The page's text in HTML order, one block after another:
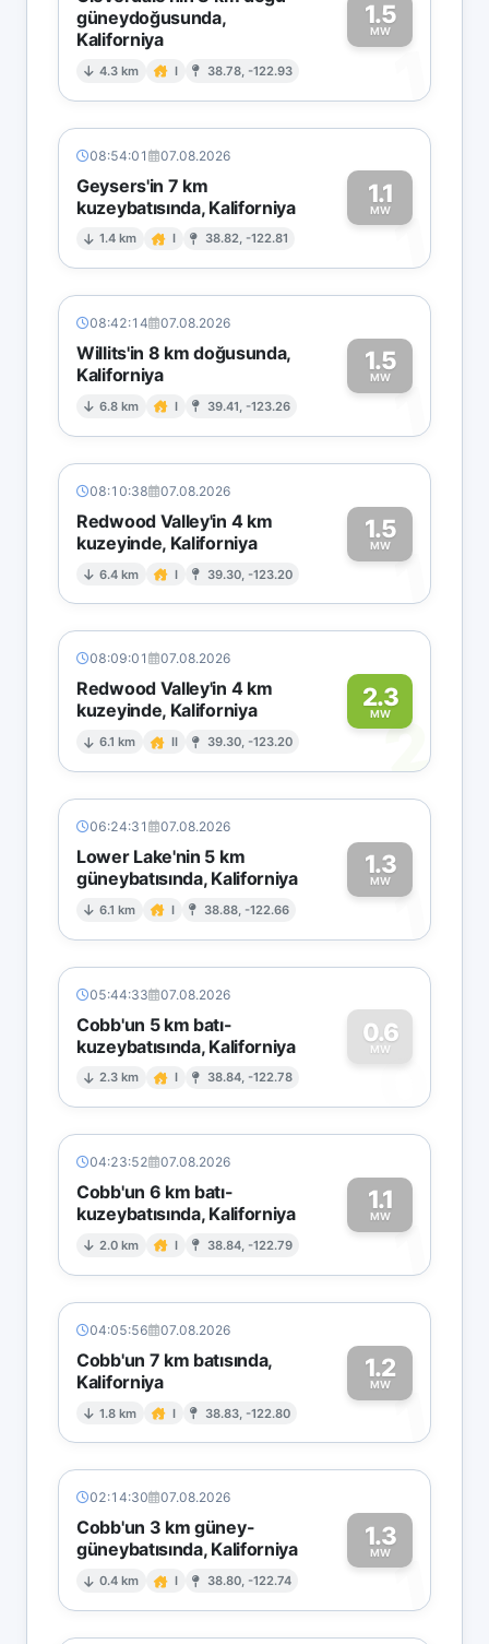
güneydoğusunda,
Kaliforniya
4.3 km I 38.78, -122.93
1.5
MW
1
08:54:01 07.08.2026
Geysers'in 7 km
kuzeybatısında, Kaliforniya
1.4 km I 38.82, -122.81
1.1
MW1
08:42:14 07.08.2026
Willits'in 8 km doğusunda,
Kaliforniya
6.8 km I 39.41, -123.26
1.5
MW1
08:10:38 07.08.2026
Redwood Valley'in 4 km
kuzeyinde, Kaliforniya
6.4 km I 39.30, -123.20
1.5
MW1
08:09:01 07.08.2026
Redwood Valley'in 4 km
kuzeyinde, Kaliforniya
6.1 km II 39.30, -123.20
2.3
MW2
06:24:31 07.08.2026
Lower Lake'nin 5 km
güneybatısında, Kaliforniya
6.1 km I 38.88, -122.66
1.3
MW1
05:44:33 07.08.2026
Cobb'un 5 km batı-
kuzeybatısında, Kaliforniya
2.3 km I 38.84, -122.78
0.6
MW
0
04:23:52 07.08.2026
Cobb'un 6 km batı-
kuzeybatısında, Kaliforniya
2.0 km I 38.84, -122.79
1.1
MW1
04:05:56 07.08.2026
Cobb'un 7 km batısında,
Kaliforniya
1.8 km I 38.83, -122.80
1.2
MW1
02:14:30 07.08.2026
Cobb'un 3 km güney-
güneybatısında, Kaliforniya
0.4 km I 38.80, -122.74
1.3
MW1